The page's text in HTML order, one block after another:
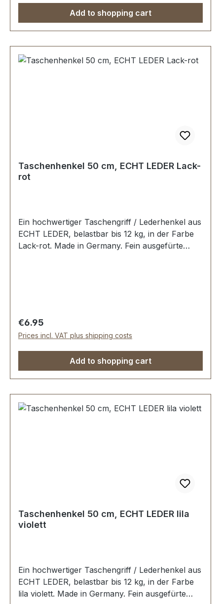
Add to shopping cart
Taschenhenkel 50 cm, ECHT LEDER Lack-
rot
Ein hochwertiger Taschengriff / Lederhenkel aus
ECHT LEDER, belastbar bis 12 kg, in der Farbe
Lack-rot. Made in Germany. Fein ausgefürte
Regular price:
€6.95
Prices incl. VAT plus shipping costs
Add to shopping cart
Taschenhenkel 50 cm, ECHT LEDER lila
violett
Ein hochwertiger Taschengriff / Lederhenkel aus
ECHT LEDER, belastbar bis 12 kg, in der Farbe
lila violett. Made in Germany. Fein ausgefürte